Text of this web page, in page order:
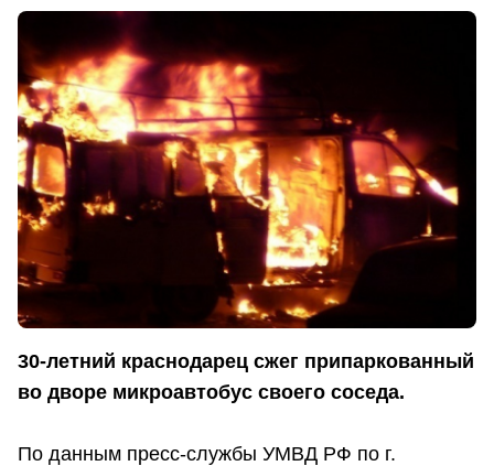
30-летний краснодарец сжег припаркованный
во дворе микроавтобус своего соседа.
По данным пресс-службы УМВД РФ по г.